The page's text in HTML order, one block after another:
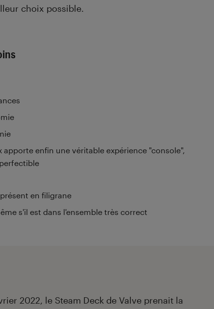
choix possible.
apporte enfin une véritable expérience "console",
en filigrane
s'il est dans l'ensemble très correct
2022, le Steam Deck de Valve prenait la